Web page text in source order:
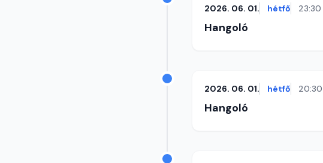
2026. 06. 01. hétfő 23:30
Hangoló
2026. 06. 01. hétfő 20:30
Hangoló